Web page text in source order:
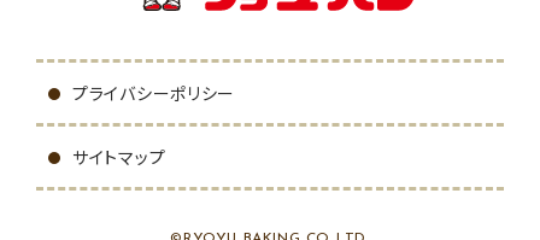
プライバシーポリシー
サイトマップ